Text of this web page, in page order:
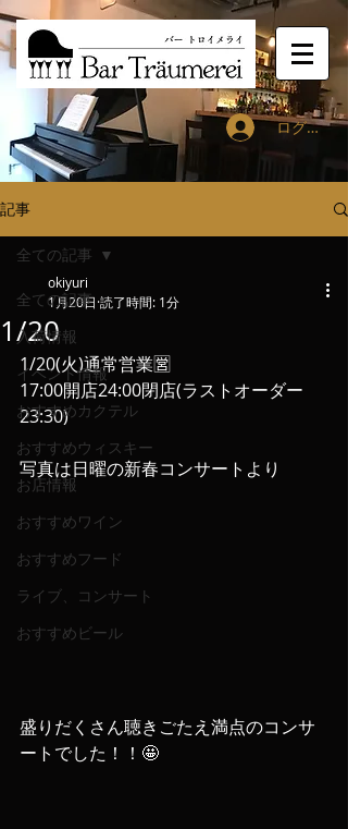
ログイン
記事
全ての記事
入荷情報
イベント情報
おすすめカクテル
おすすめウィスキー
お店情報
おすすめワイン
おすすめフード
ライブ、コンサート
おすすめビール
全ての記事
1/20
okiyuri
1月20日 読了時間: 1分
1/20(火)通常営業🈺
17:00開店24:00閉店(ラストオーダー
23:30)
写真は日曜の新春コンサートより
盛りだくさん聴きごたえ満点のコンサ
ートでした！！🤩